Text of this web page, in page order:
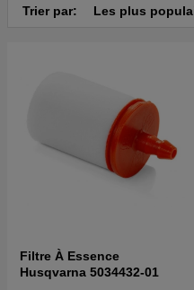
Cliquez ici pour la vue
Cliquez ici pour la vue
pour Husqvarna 225RD
Cliquez ici pour la vue
pour Husqvarna
Trier par: Les plus
Filtre À Essence
Husqvarna 5034432-01